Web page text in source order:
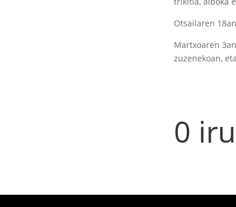
Otsailaren
Martxoaren
zuzenekoan,
0